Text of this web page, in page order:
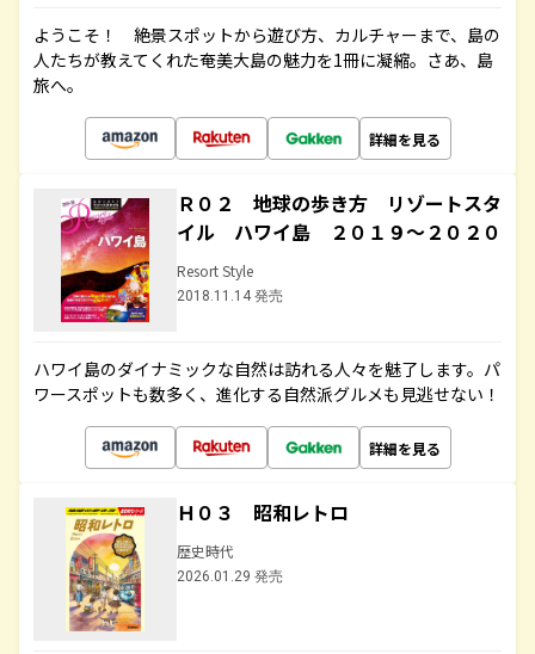
ようこそ！ 絶景スポットから遊び方、カルチャーまで、島の
人たちが教えてくれた奄美大島の魅力を1冊に凝縮。さあ、島
旅へ。
詳細を見る
Ｒ０２ 地球の歩き方 リゾートスタ
イル ハワイ島 ２０１９～２０２０
Resort Style
2018.11.14 発売
ハワイ島のダイナミックな自然は訪れる人々を魅了します。パ
ワースポットも数多く、進化する自然派グルメも見逃せない！
詳細を見る
Ｈ０３ 昭和レトロ
歴史時代
2026.01.29 発売